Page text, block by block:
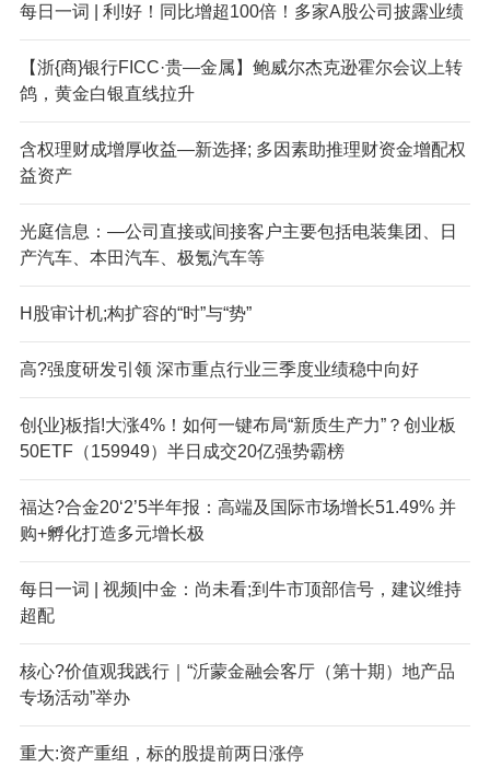
每日一词 | 利!好！同比增超100倍！多家A股公司披露业绩
【浙{商}银行FICC·贵—金属】鲍威尔杰克逊霍尔会议上转
鸽，黄金白银直线拉升
含权理财成增厚收益—新选择; 多因素助推理财资金增配权
益资产
光庭信息：—公司直接或间接客户主要包括电装集团、日
产汽车、本田汽车、极氪汽车等
H股审计机;构扩容的“时”与“势”
高?强度研发引领 深市重点行业三季度业绩稳中向好
创{业}板指!大涨4%！如何一键布局“新质生产力”？创业板
50ETF（159949）半日成交20亿强势霸榜
福达?合金20‘2’5半年报：高端及国际市场增长51.49% 并
购+孵化打造多元增长极
每日一词 | 视频|中金：尚未看;到牛市顶部信号，建议维持
超配
核心?价值观我践行｜“沂蒙金融会客厅（第十期）地产品
专场活动”举办
重大:资产重组，标的股提前两日涨停